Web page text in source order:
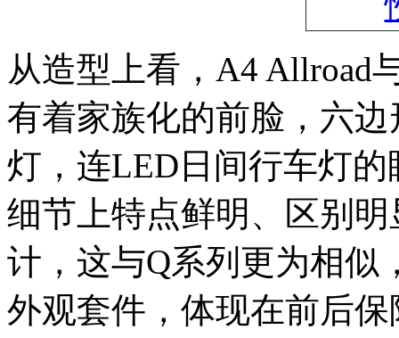
从造型上看，A4 Allroad
有着家族化的前脸，六
灯，连LED日间行车灯
细节上特点鲜明、区别
计，这与Q系列更为相似
外观套件，体现在前后